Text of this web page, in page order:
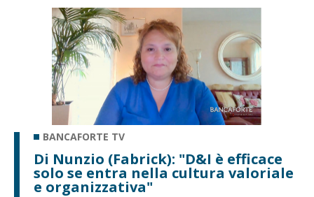
BANCAFORTE TV
Di Nunzio (Fabrick): "D&I è efficace
solo se entra nella cultura valoriale
e organizzativa"